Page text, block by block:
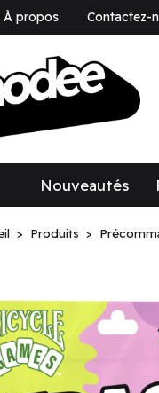
À propos Contactez-
Nouveautés
Produits